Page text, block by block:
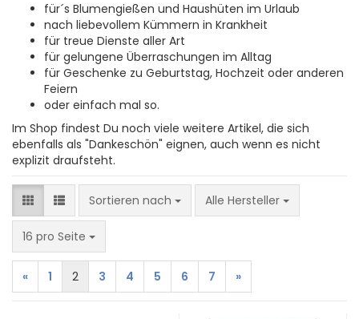
für´s Blumengießen und Haushüten im Urlaub
nach liebevollem Kümmern in Krankheit
für treue Dienste aller Art
für gelungene Überraschungen im Alltag
für Geschenke zu Geburtstag, Hochzeit oder anderen
Feiern
oder einfach mal so.
Im Shop findest Du noch viele weitere Artikel, die sich
ebenfalls als "Dankeschön" eignen, auch wenn es nicht
explizit draufsteht.
Sortieren nach
Sortieren nach Alle Hersteller
16 pro Seite
pro Seite
« 1 2 3 4 5 6 7 »